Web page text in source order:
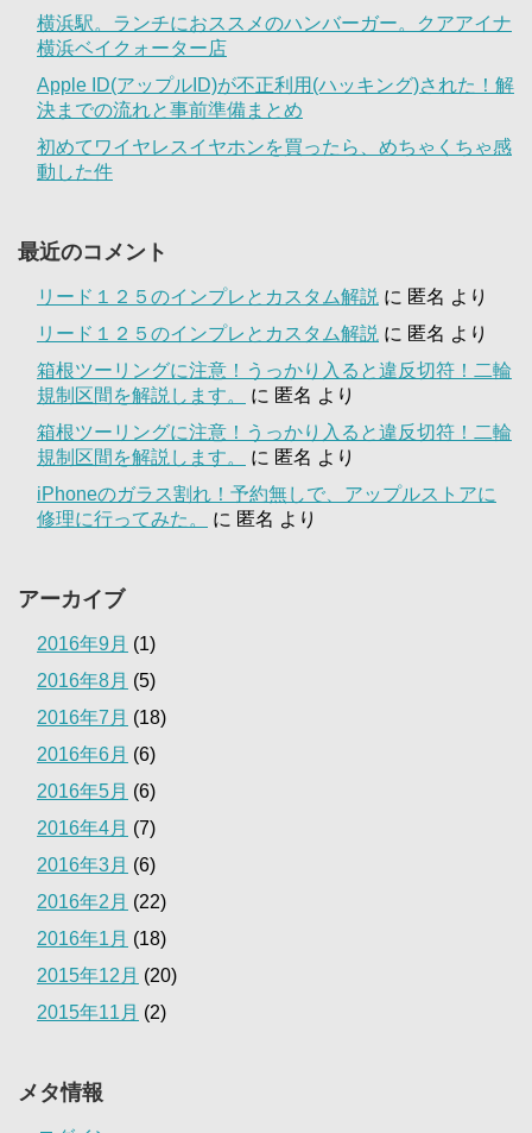
横浜駅。ランチにおススメのハンバーガー。クアアイナ
横浜ベイクォーター店
Apple ID(アップルID)が不正利用(ハッキング)された！解
決までの流れと事前準備まとめ
初めてワイヤレスイヤホンを買ったら、めちゃくちゃ感
動した件
最近のコメント
リード１２５のインプレとカスタム解説 に 匿名 より
リード１２５のインプレとカスタム解説 に 匿名 より
箱根ツーリングに注意！うっかり入ると違反切符！二輪
規制区間を解説します。
に 匿名 より
箱根ツーリングに注意！うっかり入ると違反切符！二輪
規制区間を解説します。
に 匿名 より
iPhoneのガラス割れ！予約無しで、アップルストアに
修理に行ってみた。
に 匿名 より
アーカイブ
2016年9月 (1)
2016年8月 (5)
2016年7月 (18)
2016年6月 (6)
2016年5月 (6)
2016年4月 (7)
2016年3月 (6)
2016年2月 (22)
2016年1月 (18)
2015年12月 (20)
2015年11月 (2)
メタ情報